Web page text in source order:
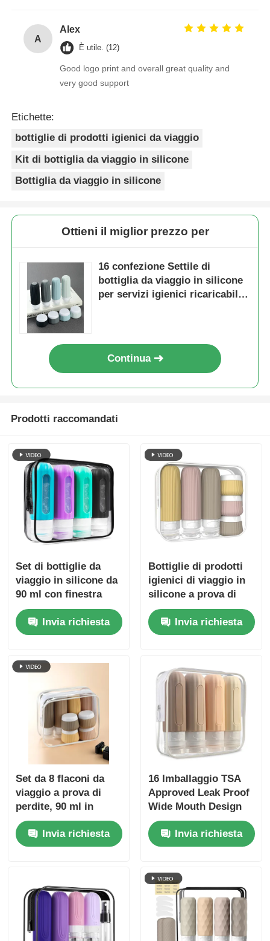
A
Alex
È utile. (12)
Good logo print and overall great quality and
very good support
Etichette:
bottiglie di prodotti igienici da viaggio
Kit di bottiglia da viaggio in silicone
Bottiglia da viaggio in silicone
Ottieni il miglior prezzo per
16 confezione Settile di
bottiglia da viaggio in silicone
per servizi igienici ricaricabili
Continua
Prodotti raccomandati
Set di bottiglie da
viaggio in silicone da
90 ml con finestra
trasparente
Invia richiesta
Bottiglie di prodotti
igienici di viaggio in
silicone a prova di
perdite, portatili,
approvate dalla TSA,
set di 6 confezioni
Invia richiesta
Set da 8 flaconi da
viaggio a prova di
perdite, 90 ml in
silicone + 30 ml in
siliconeInvia richiesta
16 Imballaggio TSA
Approved Leak Proof
Wide Mouth Design
Bottiglia da viaggio in
silicone Set con
contenitori igienici
Invia richiesta